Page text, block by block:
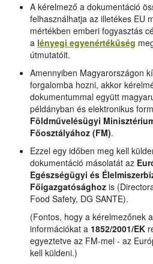
A kérelmező a dokumentáció
felhasználhatja az illetékes EU
mértékben emberi fogyasztás
a lényegi egyenértékűség
útmutatóit.
Amennyiben Magyarországon
forgalomba hozni, akkor
dokumentummal együtt
példányban és elektronikus
Földművelésügyi
Főosztályához (FM).
Ezzel egy időben meg kell
dokumentáció másolatát az
Egészségügyi és
Főigazgatósághoz is
Food Safety, DG SANTE).
(Fontos, hogy a kérelmezőnek
információkat a 1852/2001/EK
egyeztetve az FM-mel - az
kell küldeni.)